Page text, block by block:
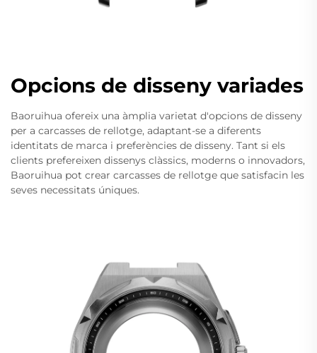
Opcions de disseny variades
Baoruihua ofereix una àmplia varietat d'opcions de disseny
per a carcasses de rellotge, adaptant-se a diferents
identitats de marca i preferències de disseny. Tant si els
clients prefereixen dissenys clàssics, moderns o innovadors,
Baoruihua pot crear carcasses de rellotge que satisfacin les
seves necessitats úniques.